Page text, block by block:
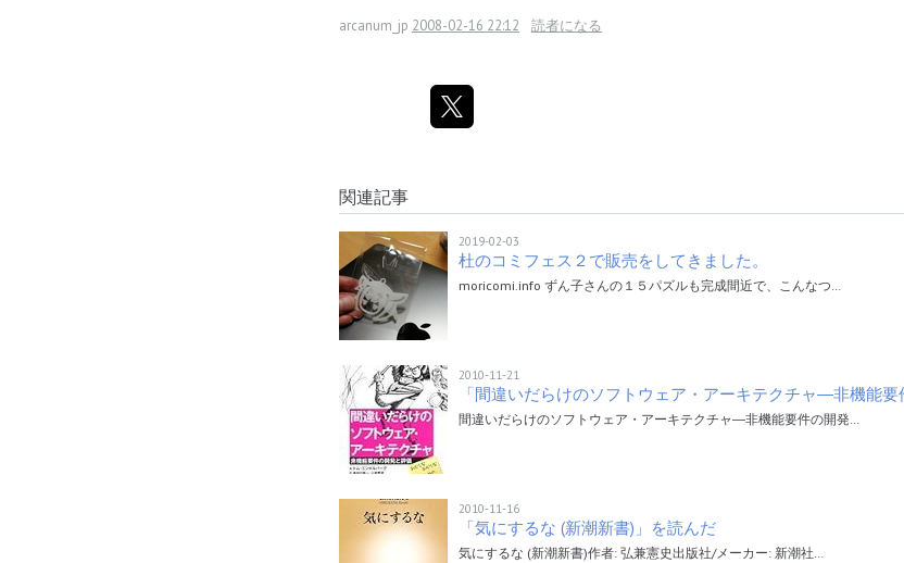
arcanum_jp 2008-02-16 22:12 読者になる
関連記事
2019-02-03
杜のコミフェス２で販売をしてきました。
moricomi.info ずん子さんの１５パズルも完成間近で、こんなつ…
2010-11-21
「間違いだらけのソフトウェア・アーキテクチャ―非機能
間違いだらけのソフトウェア・アーキテクチャ―非機能要件の開発…
2010-11-16
「気にするな (新潮新書)」を読んだ
気にするな (新潮新書)作者: 弘兼憲史出版社/メーカー: 新潮社…